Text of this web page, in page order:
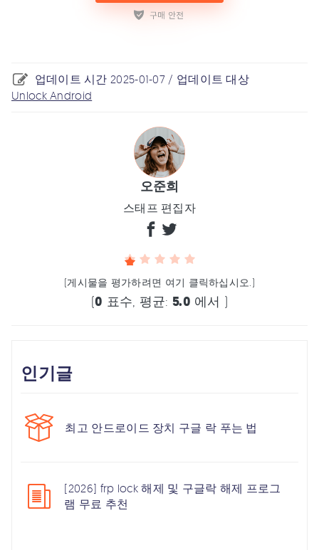
업데이트 시간 2025-01-07 / 업데이트 대상
Unlock Android
오준희
스태프 편집자
(게시물을 평가하려면 여기 클릭하십시오.)
(0 표수, 평균: 5.0 에서 )
인기글
최고 안드로이드 장치 구글 락 푸는 법
[2026] frp lock 해제 및 구글락 해제 프로그
램 무료 추천